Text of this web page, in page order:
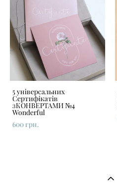
5 універсальних
Сертифікатів
зКОНВЕРТАМИ №4
Wonderful
600 грн.